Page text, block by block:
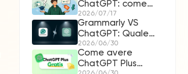
ChatGPT: come
risparmiare nel
2026
2026/07/17
Grammarly VS
ChatGPT: Quale
strumento è il
migliore per te?
2026/06/30
Come avere
ChatGPT Plus